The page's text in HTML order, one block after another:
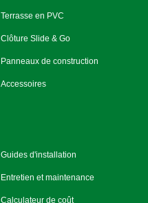
Terrasse en PVC
Clôture Slide & Go
Panneaux de construction
Accessoires
Guides d'installation
Entretien et maintenance
Calculateur de coût